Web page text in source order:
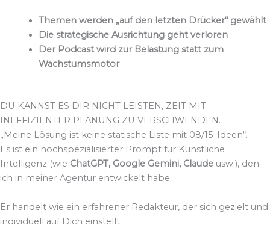
Themen werden „auf den letzten Drücker“ gewählt
Die strategische Ausrichtung geht verloren
Der Podcast wird zur Belastung statt zum
Wachstumsmotor
DU KANNST ES DIR NICHT LEISTEN, ZEIT MIT
INEFFIZIENTER PLANUNG ZU VERSCHWENDEN.​
„Meine Lösung ist keine statische Liste mit 08/15-Ideen“.
Es ist ein hochspezialisierter Prompt für Künstliche
Intelligenz (wie ChatGPT, Google Gemini, Claude usw.), den
ich in meiner Agentur entwickelt habe.
Er handelt wie ein erfahrener Redakteur, der sich gezielt und
individuell auf Dich einstellt.